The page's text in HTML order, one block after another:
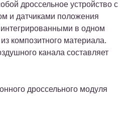
дроссельное устройство с
и датчиками положения
интегрированными в одном
композитного материала.
канала составляет
дроссельного модуля